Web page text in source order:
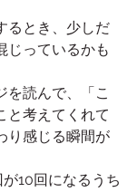
るとき、少しだ
じっているかも
を読んで、「こ
と考えてくれて
り感じる瞬間が
10回になるうち